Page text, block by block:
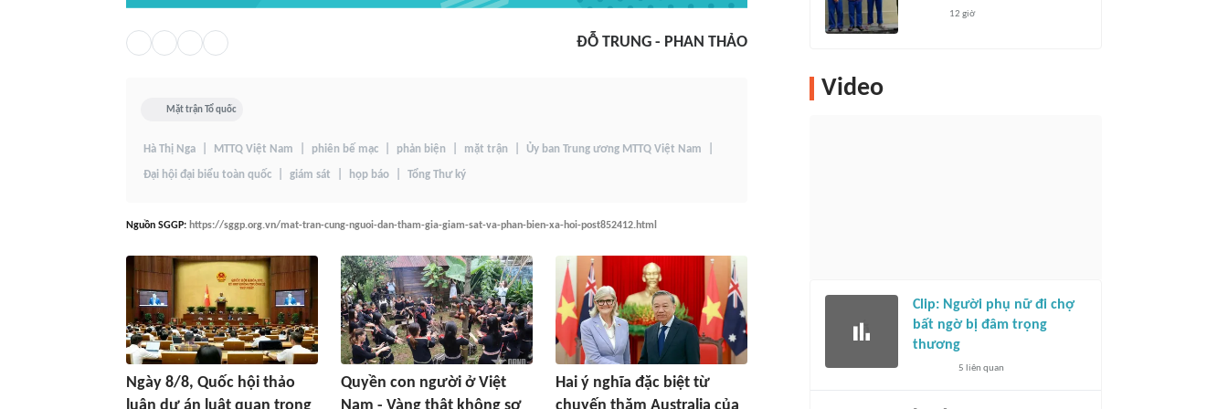
ĐỖ TRUNG - PHAN THẢO
Mặt trận Tổ quốc
Hà Thị Nga MTTQ Việt Nam phiên bế mạc phản biện mặt trận Ủy ban Trung ương MTTQ Việt Nam
Đại hội đại biểu toàn quốc giám sát họp báo Tổng Thư ký
Nguồn SGGP: https://sggp.org.vn/mat-tran-cung-nguoi-dan-tham-gia-giam-sat-va-phan-bien-xa-hoi-post852412.html
Ngày 8/8, Quốc hội thảo
Quyền con người ở Việt
Hai ý nghĩa đặc biệt từ
12 giờ
Video
Clip: Người phụ nữ đi chợ
bất ngờ bị đâm trọng
thương
5 liên quan